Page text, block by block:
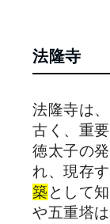
法隆寺
法隆寺は
古く、重
徳太子の
れ、現存
築 として
や五重塔